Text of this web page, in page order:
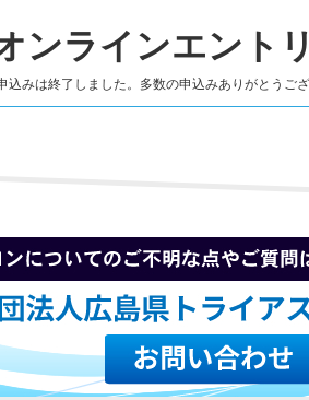
ンラインエント
は終了しました。多数の申込みありがとうござ